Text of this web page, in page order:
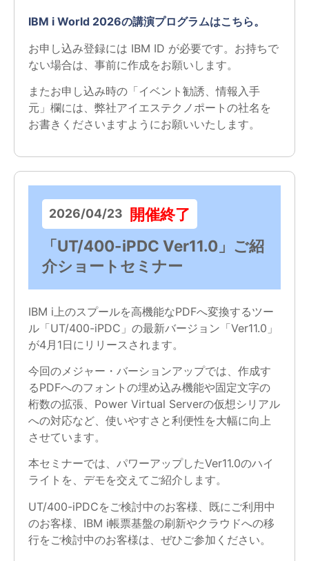
IBM i World 2026の講演プログラムはこちら。
お申し込み登録には IBM ID が必要です。お持ちで
ない場合は、事前に作成をお願いします。
またお申し込み時の「イベント勧誘、情報入手
元」欄には、弊社アイエステクノポートの社名を
お書きくださいますようにお願いいたします。
2026/04/23 開催終了
「UT/400-iPDC Ver11.0」ご紹
介ショートセミナー
IBM i上のスプールを高機能なPDFへ変換するツー
ル「UT/400-iPDC」の最新バージョン「Ver11.0」
が4月1日にリリースされます。
今回のメジャー・バーションアップでは、作成す
るPDFへのフォントの埋め込み機能や固定文字の
桁数の拡張、Power Virtual Serverの仮想シリアル
への対応など、使いやすさと利便性を大幅に向上
させています。
本セミナーでは、パワーアップしたVer11.0のハイ
ライトを、デモを交えてご紹介します。
UT/400-iPDCをご検討中のお客様、既にご利用中
のお客様、IBM i帳票基盤の刷新やクラウドへの移
行をご検討中のお客様は、ぜひご参加ください。